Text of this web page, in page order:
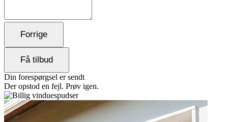
Forrige
Få tilbud
Din forespørgsel er sendt
Der opstod en fejl. Prøv igen.